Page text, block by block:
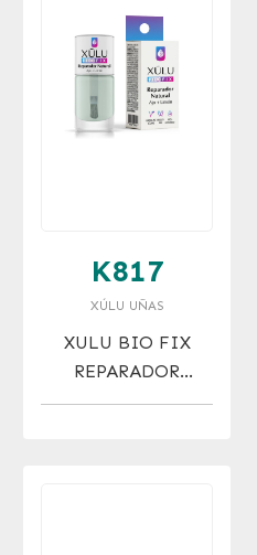
K817
XÚLU UÑAS
XULU BIO FIX
REPARADOR
NATURAL X 10 ML